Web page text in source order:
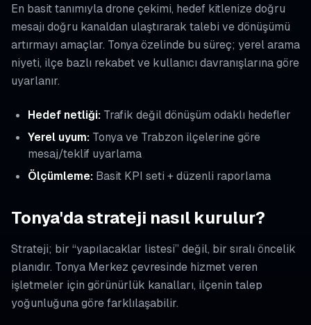
En basit tanımıyla drone çekimi, hedef kitlenize doğru
mesajı doğru kanaldan ulaştırarak talebi ve dönüşümü
artırmayı amaçlar. Tonya özelinde bu süreç; yerel arama
niyeti, ilçe bazlı rekabet ve kullanıcı davranışlarına göre
uyarlanır.
Hedef netliği: Trafik değil dönüşüm odaklı hedefler
Yerel uyum: Tonya ve Trabzon ilçelerine göre
mesaj/teklif uyarlama
Ölçümleme: Basit KPI seti + düzenli raporlama
Tonya'da strateji nasıl kurulur?
Strateji; bir “yapılacaklar listesi” değil, bir sıralı öncelik
planıdır. Tonya Merkez çevresinde hizmet veren
işletmeler için görünürlük kanalları, ilçenin talep
yoğunluğuna göre farklılaşabilir.